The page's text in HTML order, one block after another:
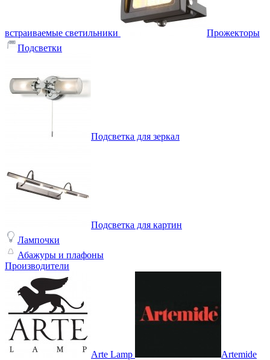
встраиваемые светильники
Прожекторы
Подсветки
Подсветка для зеркал
Подсветка для картин
Лампочки
Абажуры и плафоны
Производители
Arte Lamp Artemide